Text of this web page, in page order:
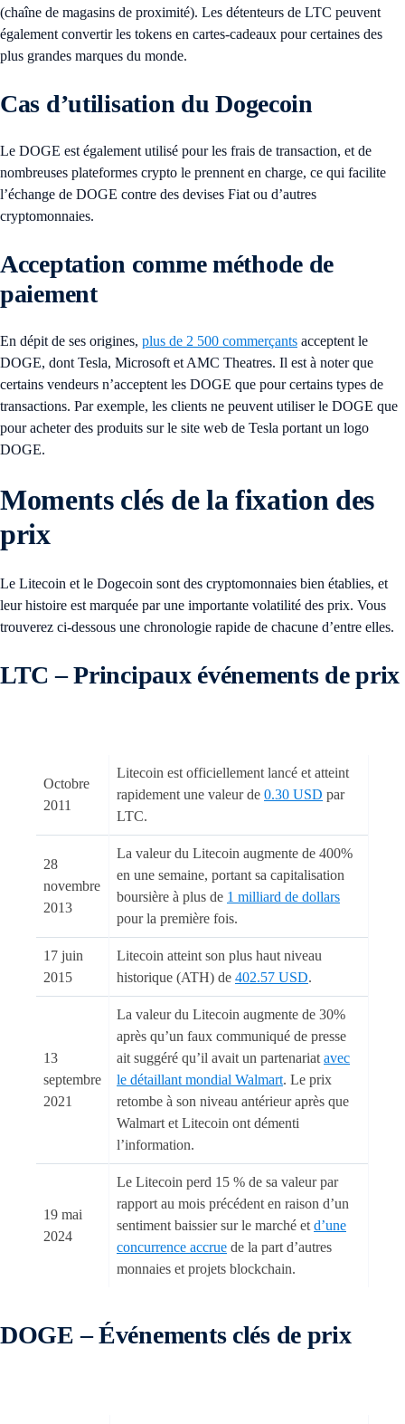
(chaîne de magasins de proximité). Les détenteurs de LTC peuvent
également convertir les tokens en cartes-cadeaux pour certaines des
plus grandes marques du monde.
Cas d’utilisation du Dogecoin
Le DOGE est également utilisé pour les frais de transaction, et de
nombreuses plateformes crypto le prennent en charge, ce qui facilite
l’échange de DOGE contre des devises Fiat ou d’autres
cryptomonnaies.
Acceptation comme méthode de
paiement
En dépit de ses origines, plus de 2 500 commerçants acceptent le
DOGE, dont Tesla, Microsoft et AMC Theatres. Il est à noter que
certains vendeurs n’acceptent les DOGE que pour certains types de
transactions. Par exemple, les clients ne peuvent utiliser le DOGE que
pour acheter des produits sur le site web de Tesla portant un logo
DOGE.
Moments clés de la fixation des
prix
Le Litecoin et le Dogecoin sont des cryptomonnaies bien établies, et
leur histoire est marquée par une importante volatilité des prix. Vous
trouverez ci-dessous une chronologie rapide de chacune d’entre elles.
LTC – Principaux événements de prix
Octobre
2011
Litecoin est officiellement lancé et atteint
rapidement une valeur de 0.30 USD par
LTC.
28
novembre
2013
La valeur du Litecoin augmente de 400%
en une semaine, portant sa capitalisation
boursière à plus de 1 milliard de dollars
pour la première fois.
17 juin
2015
Litecoin atteint son plus haut niveau
historique (ATH) de 402.57 USD.
13
septembre
2021
La valeur du Litecoin augmente de 30%
après qu’un faux communiqué de presse
ait suggéré qu’il avait un partenariat avec
le détaillant mondial Walmart. Le prix
retombe à son niveau antérieur après que
Walmart et Litecoin ont démenti
l’information.
19 mai
2024
Le Litecoin perd 15 % de sa valeur par
rapport au mois précédent en raison d’un
sentiment baissier sur le marché et d’une
concurrence accrue de la part d’autres
monnaies et projets blockchain.
DOGE – Événements clés de prix